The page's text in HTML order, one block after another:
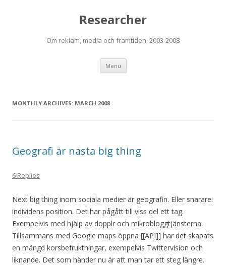
Researcher
Om reklam, media och framtiden. 2003-2008
Menu Skip to content
MONTHLY ARCHIVES: MARCH 2008
Geografi är nästa big thing
6 Replies
Next big thing inom sociala medier är geografin. Eller snarare:
individens position. Det har pågått till viss del ett tag.
Exempelvis med hjälp av dopplr och mikrobloggtjänsterna.
Tillsammans med Google maps öppna [[API]] har det skapats
en mängd korsbefruktningar, exempelvis Twittervision och
liknande. Det som händer nu är att man tar ett steg längre.